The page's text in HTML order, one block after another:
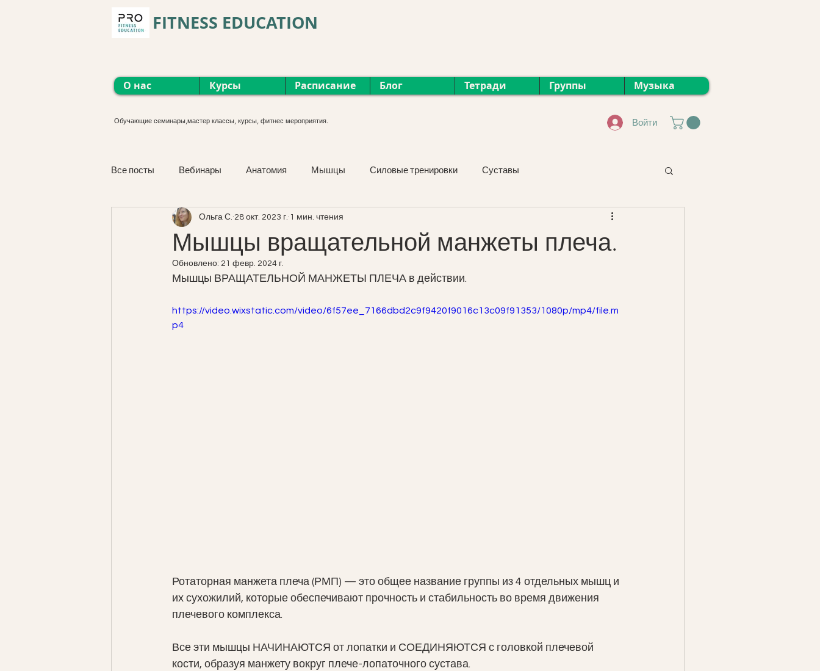
FITNESS EDUCATION
О нас Курсы Расписание Блог Тетради Группы Музыка
Обучающие семинары,мастер классы, курсы, фитнес мероприятия. Войти
Все посты Вебинары Анатомия Мышцы Силовые тренировки Суставы
Функциональные тренировки Курсы Фасция
М'язова сістема. Курс онлайн.
Мышцы вращательной манжеты плеча.
Ольга С. 28 окт. 2023 г. 1 мин. чтения
Обновлено: 21 февр. 2024 г.
Мышцы ВРАЩАТЕЛЬНОЙ МАНЖЕТЫ ПЛЕЧА в действии.
https://video.wixstatic.com/video/6f57ee_7166dbd2c9f9420f9016c13c09f91353/1080p/mp4/file.m
p4
Ротаторная манжета плеча (РМП) — это общее название группы из 4 отдельных мышц и
их сухожилий, которые обеспечивают прочность и стабильность во время движения
плечевого комплекса.
Все эти мышцы НАЧИНАЮТСЯ от лопатки и СОЕДИНЯЮТСЯ с головкой плечевой
кости, образуя манжету вокруг плече-лопаточного сустава.